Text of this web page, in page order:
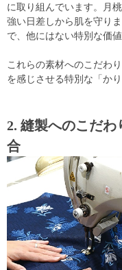
に取り組んでいます。月
強い日差しから肌を守り
で、他にはない特別な価
これらの素材へのこだわ
を感じさせる特別な「か
2. 縫製へのこだ
合